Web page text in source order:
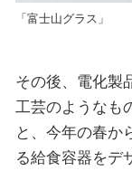
「富士山グラス」
その後、電化製
工芸のようなも
と、今年の春か
る給食容器をデ